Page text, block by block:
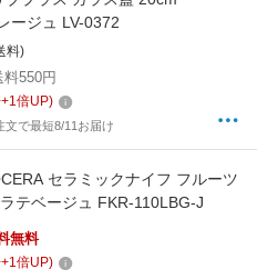
ージュ LV-0372
料)
料550円
1倍UP)
文で最短8/11お届け
セラミックナイフ フルーツ
テベージュ FKR-110LBG-J
無料
1倍UP)